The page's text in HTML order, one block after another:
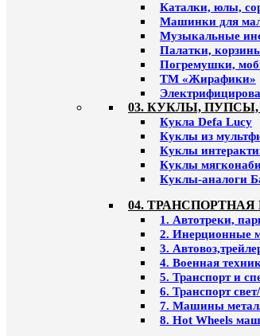
Каталки, юлы,
Машинки для
Музыкальные
Палатки,
Погремушки,
ТМ «Жирафики»
03. КУКЛЫ,
Кукла Defa Lucy
Куклы из
Куклы
Куклы
Куклы-аналоги
04.
1. Автотреки,
2. Инерционные
3.
4. Военная
5. Транспорт и
6. Транспорт
7. Машины
8. Hot Wheels